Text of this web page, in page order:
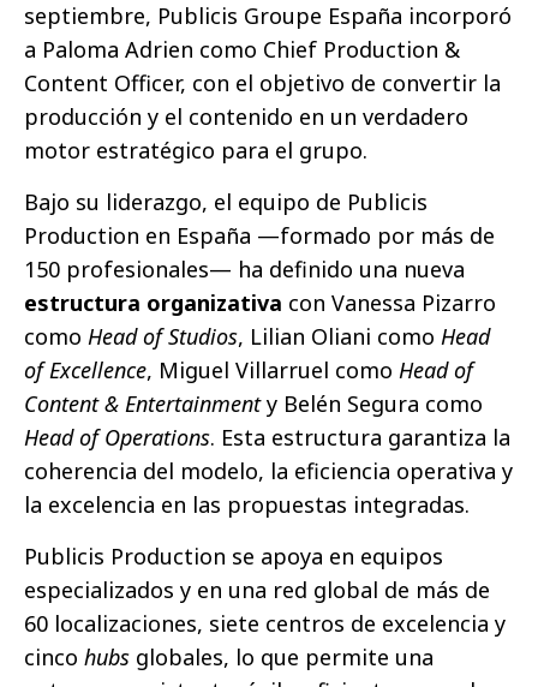
septiembre, Publicis Groupe España incorporó
a Paloma Adrien como Chief Production &
Content Officer, con el objetivo de convertir la
producción y el contenido en un verdadero
motor estratégico para el grupo.
Bajo su liderazgo, el equipo de Publicis
Production en España —formado por más de
150 profesionales— ha definido una nueva
estructura organizativa con Vanessa Pizarro
como Head of Studios, Lilian Oliani como Head
of Excellence, Miguel Villarruel como Head of
Content & Entertainmenty Belén Segura como
Head of Operations. Esta estructura garantiza la
coherencia del modelo, la eficiencia operativa y
la excelencia en las propuestas integradas.
Publicis Production se apoya en equipos
especializados y en una red global de más de
60 localizaciones, siete centros de excelencia y
cinco hubs globales, lo que permite una